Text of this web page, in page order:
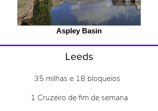
Aspley Basin
Leeds
35 milhas e 18 bloqueios
1 Cruzeiro de fim de semana